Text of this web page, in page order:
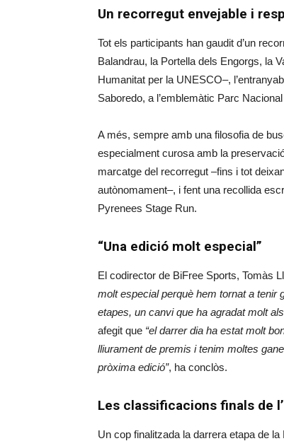
Un recorregut envejable i
Tot els participants han gaudit d’un
Balandrau, la Portella dels Engorgs, la
Humanitat per la UNESCO­–,
Saboredo, a l’emblemàtic Parc
A més, sempre amb una filosofia de
especialment curosa amb la
marcatge del recorregut –fins i tot
autònomament–, i fent una recollida
Pyrenees Stage Run.
“Una edició molt especial”
El codirector de BiFree Sports, Tomàs
molt especial perquè hem tornat a tenir
etapes, un canvi que ha agradat molt
afegit que “el darrer dia ha estat molt
lliurament de premis i tenim moltes
pròxima edició”, ha conclòs.
Les classificacions finals de
Un cop finalitzada la darrera etapa de